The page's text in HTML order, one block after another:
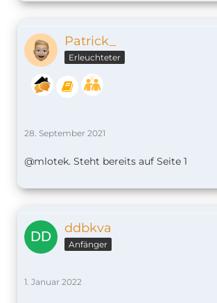
Patrick_
Erleuchteter
28. September 2021
@mlotek. Steht bereits auf Seite 1
ddbkva
Anfänger
1. Januar 2022